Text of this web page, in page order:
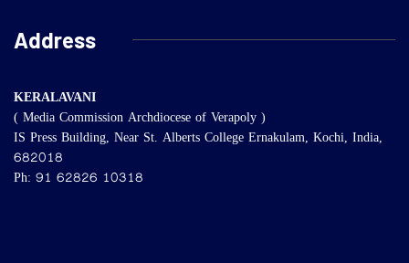
Address
KERALAVANI
( Media Commission Archdiocese of Verapoly )
IS Press Building, Near St. Alberts College Ernakulam, Kochi, India,
682018
Ph: 91 62826 10318